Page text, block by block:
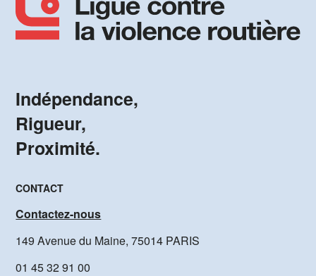
Indépendance,
Rigueur,
Proximité.
CONTACT
Contactez-nous
149 Avenue du Maine, 75014 PARIS
01 45 32 91 00